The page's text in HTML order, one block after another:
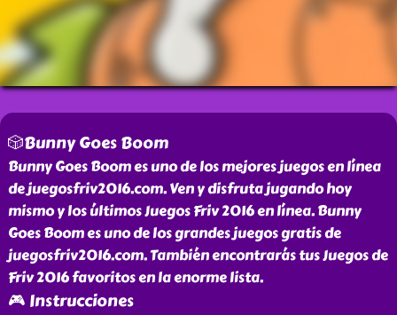
🎲Bunny Goes Boom
Bunny Goes Boom es uno de los mejores juegos en línea
de juegosfriv2016.com. Ven y disfruta jugando hoy
mismo y los últimos Juegos Friv 2016 en línea. Bunny
Goes Boom es uno de los grandes juegos gratis de
juegosfriv2016.com. También encontrarás tus Juegos de
Friv 2016 favoritos en la enorme lista.
🎮 Instrucciones